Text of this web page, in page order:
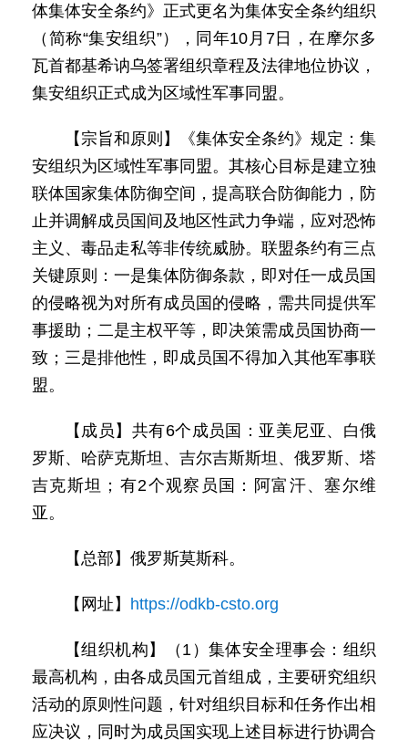
体集体安全条约》正式更名为集体安全条约组织
（简称“集安组织”），同年10月7日，在摩尔多
瓦首都基希讷乌签署组织章程及法律地位协议，
集安组织正式成为区域性军事同盟。
【宗旨和原则】《集体安全条约》规定：集
安组织为区域性军事同盟。其核心目标是建立独
联体国家集体防御空间，提高联合防御能力，防
止并调解成员国间及地区性武力争端，应对恐怖
主义、毒品走私等非传统威胁。联盟条约有三点
关键原则：一是集体防御条款，即对任一成员国
的侵略视为对所有成员国的侵略，需共同提供军
事援助；二是主权平等，即决策需成员国协商一
致；三是排他性，即成员国不得加入其他军事联
盟。
【成员】共有6个成员国：亚美尼亚、白俄
罗斯、哈萨克斯坦、吉尔吉斯斯坦、俄罗斯、塔
吉克斯坦；有2个观察员国：阿富汗、塞尔维
亚。
【总部】俄罗斯莫斯科。
【网址】 https://odkb-csto.org
【组织机构】（1）集体安全理事会：组织
最高机构，由各成员国元首组成，主要研究组织
活动的原则性问题，针对组织目标和任务作出相
应决议，同时为成员国实现上述目标进行协调合